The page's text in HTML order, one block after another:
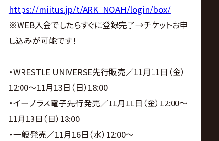
https://miitus.jp/t/ARK_NOAH/login/box/
※WEB入会でしたらすぐに登録完了→チケットお申
し込みが可能です！
・WRESTLE UNIVERSE先行販売／11月11日（金）
12:00～11月13日（日）18:00
・イープラス電子先行発売／11月11日（金）12:00～
11月13日（日）18:00
・一般発売／11月16日（水）12:00～